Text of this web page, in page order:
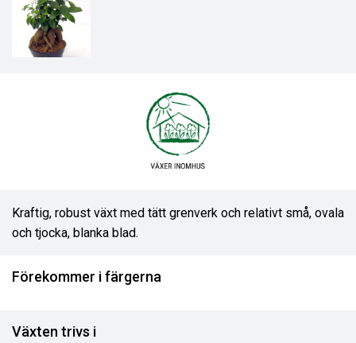
Kraftig, robust växt med tätt grenverk och relativt små, ovala
och tjocka, blanka blad.
Förekommer i färgerna
Växten trivs i